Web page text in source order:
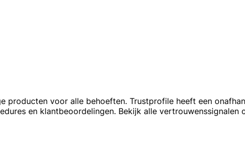
producten voor alle behoeften. Trustprofile heeft een
en klantbeoordelingen. Bekijk alle vertrouwenssignalen